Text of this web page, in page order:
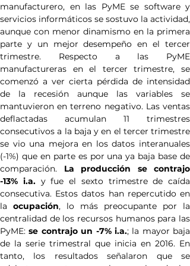
manufacturero, en las PyME se software y
servicios informáticos se sostuvo la actividad,
aunque con menor dinamismo en la primera
parte y un mejor desempeño en el tercer
trimestre. Respecto a las PyME
manufactureras en el tercer trimestre, se
comenzó a ver cierta pérdida de intensidad
de la recesión aunque las variables se
mantuvieron en terreno negativo. Las ventas
deflactadas acumulan 11 trimestres
consecutivos a la baja y en el tercer trimestre
se vio una mejora en los datos interanuales
(-1%) que en parte es por una ya baja base de
comparación. La producción se contrajo
-13% i.a. y fue el sexto trimestre de caída
consecutiva. Estos datos han repercutido en
la ocupación, lo más preocupante por la
centralidad de los recursos humanos para las
PyME: se contrajo un -7% i.a.; la mayor baja
de la serie trimestral que inicia en 2016. En
tanto, los resultados señalaron que se